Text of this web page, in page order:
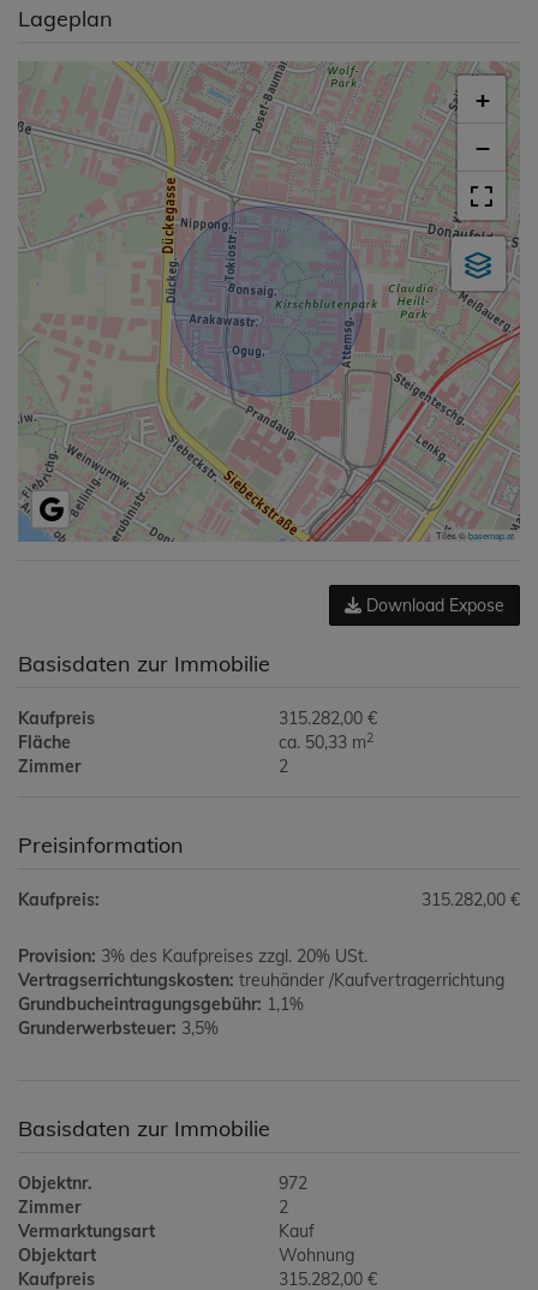
Lageplan
+
−
Tiles ©basemap.at
Download Expose
Basisdaten zur Immobilie
Kaufpreis
315.282,00 €
Fläche
ca. 50,33 m2
Zimmer 2
Preisinformation
Kaufpreis: 315.282,00 €
Provision: 3% des Kaufpreises zzgl. 20% USt.
Vertragserrichtungskosten: treuhänder /Kaufvertragerrichtung
Grundbucheintragungsgebühr: 1,1%
Grunderwerbsteuer: 3,5%
Basisdaten zur Immobilie
Objektnr.
972
Zimmer
2
Vermarktungsart
Kauf
Objektart
Wohnung
Kaufpreis
315.282,00 €